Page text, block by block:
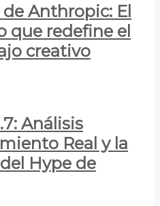
Anthropic: El
que redefine el
creativo
Análisis
Real y la
Hype de